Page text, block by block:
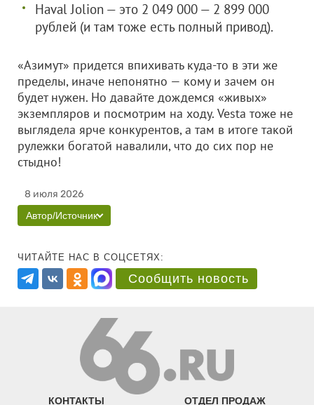
Haval Jolion — это 2 049 000 — 2 899 000
рублей (и там тоже есть полный привод).
«Азимут» придется впихивать куда-то в эти же
пределы, иначе непонятно — кому и зачем он
будет нужен. Но давайте дождемся «живых»
экземпляров и посмотрим на ходу. Vesta тоже не
выглядела ярче конкурентов, а там в итоге такой
рулежки богатой навалили, что до сих пор не
стыдно!
8 июля 2026
Автор/Источник
ЧИТАЙТЕ НАС В СОЦСЕТЯХ:
Сообщить новость
КОНТАКТЫ ОТДЕЛ ПРОДАЖ